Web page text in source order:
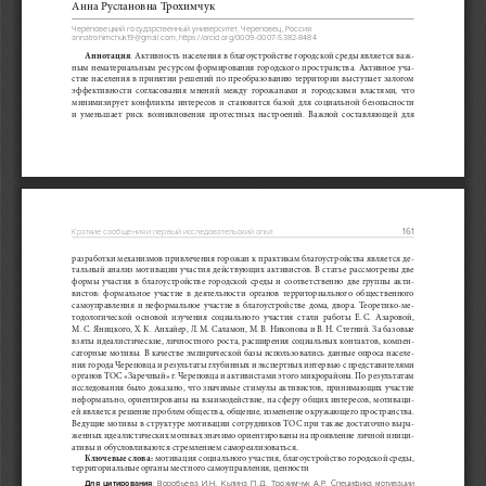
Анна Руслановна Трохимчук
Череповецкий государственный университет, Череповец, Россия
annatrohimchuk19@gmail.com, https://orcid.org/0009-0007-5382-8484
Аннотация . Активность населения в благоустройстве городской среды является важ-
ным  нематериальным  ресурсом  формирования  городского  пространства.  Активное  уча-
стие  населения  в  принятии  решений  по  преобразованию  территории  выступает  залогом
эффективности  согласования  мнений  между  горожанами  и  городскими  властями,  что
минимизирует  конфликты  интересов  и  становится  базой  для  социальной  безопасности
и  уменьшает  риск  возникновения  протестных  настроений.  Важной  составляющей  для
Краткие сообщения и первый исследовательский опыт 161
разработки механизмов привлечения горожан к практикам благоустройства является де-
тальный  анализ  мотивации  участия  действующих  активистов.  В  статье  рассмотрены  две
формы  участия  в  благоустройстве  городской  среды  и  соответственно  две  группы  акти-
вистов:  формальное  участие  в  деятельности  органов  территориального  общественного
самоуправления  и  неформальное  участие  в  благоустройстве  дома,  двора.  Теоретико-ме-
тодологической  основой  изучения  социального  участия  стали  работы  Е.  С.  Азаровой,
М. С. Яницкого,  Х. К. Анхайер,  Л. М. Саламон,  М. В. Никонова  и В. Н. Стегний.  За  базовые
взяты идеалистические, личностного роста, расширения социальных контактов, компен-
саторные мотивы. В качестве эмпирической базы использовались данные опроса населе-
ния города Череповца и результаты глубинных и экспертных интервью с представителями
органов ТОС «Заречный» г. Череповца и активистами этого микрорайона. По результатам
исследования  было  доказано,  что  значимые  стимулы  активистов,  принимающих  участие
неформально, ориентированы на взаимодействие, на сферу общих интересов, мотиваци-
ей является решение проблем общества, общение, изменение окружающего пространства.
Ведущие  мотивы  в  структуре  мотивации  сотрудников  ТОС  при  также  достаточно  выра-
женных идеалистических мотивах значимо ориентированы на проявление личной иници-
ативы и обусловливаются стремлением самореализоваться.
Ключевые слова: мотивация социального участия, благоустройство городской среды,
территориальные органы местного самоуправления, ценности
Для  цитирования